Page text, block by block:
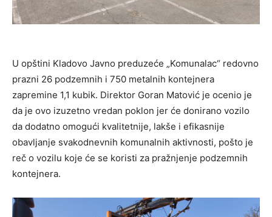
U opštini Kladovo Javno preduzeće „Komunalac“ redovno
prazni 26 podzemnih i 750 metalnih kontejnera
zapremine 1,1 kubik. Direktor Goran Matović je ocenio je
da je ovo izuzetno vredan poklon jer će donirano vozilo
da dodatno omogući kvalitetnije, lakše i efikasnije
obavljanje svakodnevnih komunalnih aktivnosti, pošto je
reč o vozilu koje će se koristi za pražnjenje podzemnih
kontejnera.